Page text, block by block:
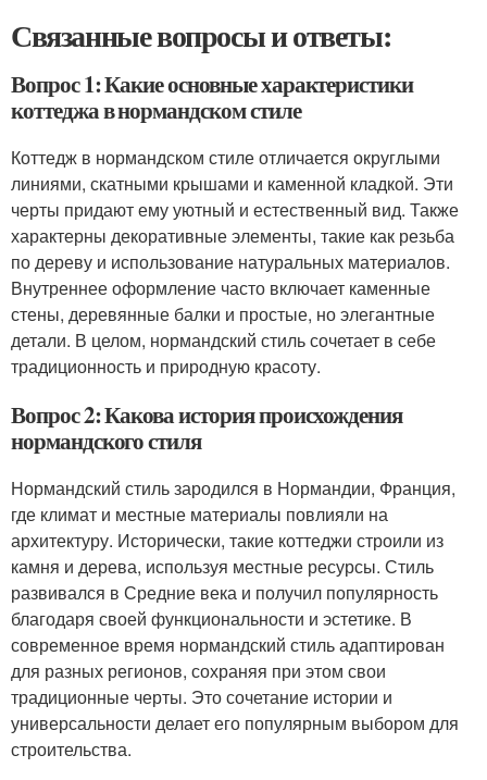
Связанные вопросы и ответы:
Вопрос 1: Какие основные характеристики
коттеджа в нормандском стиле
Коттедж в нормандском стиле отличается округлыми
линиями, скатными крышами и каменной кладкой. Эти
черты придают ему уютный и естественный вид. Также
характерны декоративные элементы, такие как резьба
по дереву и использование натуральных материалов.
Внутреннее оформление часто включает каменные
стены, деревянные балки и простые, но элегантные
детали. В целом, нормандский стиль сочетает в себе
традиционность и природную красоту.
Вопрос 2: Какова история происхождения
нормандского стиля
Нормандский стиль зародился в Нормандии, Франция,
где климат и местные материалы повлияли на
архитектуру. Исторически, такие коттеджи строили из
камня и дерева, используя местные ресурсы. Стиль
развивался в Средние века и получил популярность
благодаря своей функциональности и эстетике. В
современное время нормандский стиль адаптирован
для разных регионов, сохраняя при этом свои
традиционные черты. Это сочетание истории и
универсальности делает его популярным выбором для
строительства.